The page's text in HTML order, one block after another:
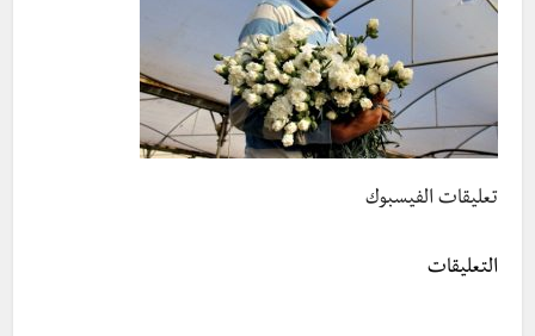
تعليقات الفيسبوك
التعليقات